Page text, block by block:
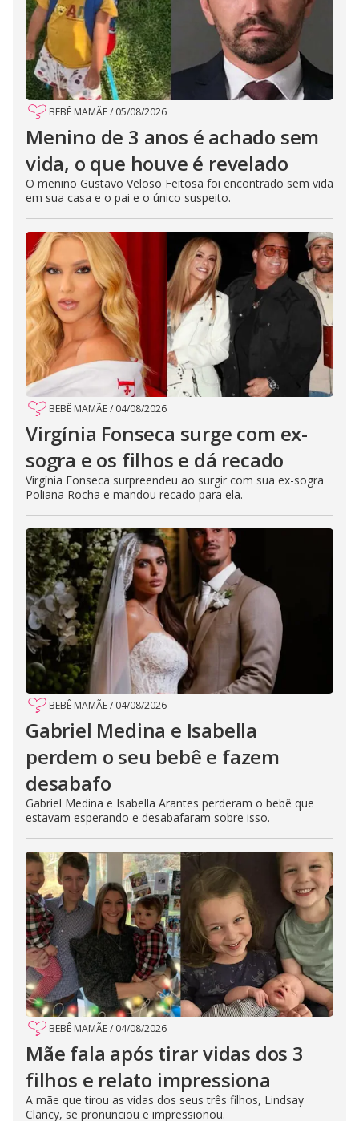
BEBÊ MAMÃE/ 05/08/2026
Menino de 3 anos é achado sem
vida, o que houve é revelado
O menino Gustavo Veloso Feitosa foi encontrado sem vida
em sua casa e o pai e o único suspeito.
BEBÊ MAMÃE/ 04/08/2026
Virgínia Fonseca surge com ex-
sogra e os filhos e dá recado
Virgínia Fonseca surpreendeu ao surgir com sua ex-sogra
Poliana Rocha e mandou recado para ela.
BEBÊ MAMÃE/ 04/08/2026
Gabriel Medina e Isabella
perdem o seu bebê e fazem
desabafo
Gabriel Medina e Isabella Arantes perderam o bebê que
estavam esperando e desabafaram sobre isso.
BEBÊ MAMÃE/ 04/08/2026
Mãe fala após tirar vidas dos 3
filhos e relato impressiona
A mãe que tirou as vidas dos seus três filhos, Lindsay
Clancy, se pronunciou e impressionou.